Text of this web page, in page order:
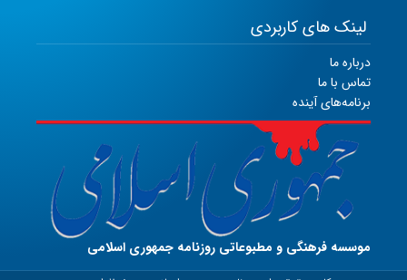
لینک های کاربردی
درباره ما
تماس با ما
برنامه‌های آینده
موسسه فرهنگی و مطبوعاتی روزنامه جمهوری اسلامی